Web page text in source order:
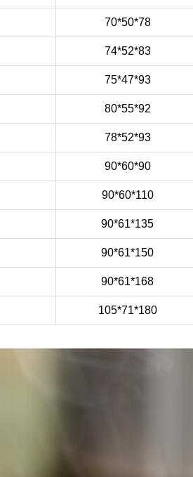
70*50*78
74*52*83
75*47*93
80*55*92
78*52*93
90*60*90
90*60*110
90*61*135
90*61*150
90*61*168
105*71*180